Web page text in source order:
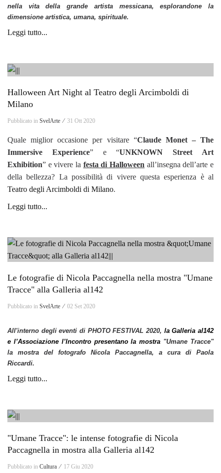
nella vita della grande artista messicana, esplorandone la
dimensione artistica, umana, spirituale.
Leggi tutto...
Halloween Art Night al Teatro degli Arcimboldi di
Milano
Pubblicato in SvelArte ⁄ 31 Ott 2020
Quale miglior occasione per visitare “Claude Monet – The
Immersive Experience” e “UNKNOWN Street Art
Exhibition” e vivere la festa di Halloween all’insegna dell’arte e
della bellezza? La possibilità di vivere questa esperienza è al
Teatro degli Arcimboldi di Milano.
Leggi tutto...
Le fotografie di Nicola Paccagnella nella mostra "Umane
Tracce" alla Galleria al142
Pubblicato in SvelArte ⁄ 02 Set 2020
All'interno degli eventi di PHOTO FESTIVAL 2020, la Galleria al142
e l’Associazione l’Incontro presentano la mostra "Umane Tracce"
la mostra del fotografo Nicola Paccagnella, a cura di Paola
Riccardi.
Leggi tutto...
"Umane Tracce": le intense fotografie di Nicola
Paccagnella in mostra alla Galleria al142
Pubblicato in Cultura ⁄ 17 Giu 2020